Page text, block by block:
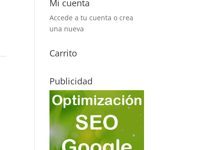
Mi cuenta
Accede a tu cuenta o crea
una nueva
Carrito
Publicidad